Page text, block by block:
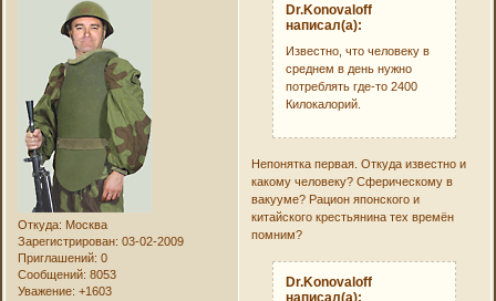
Откуда: Москва
Зарегистрирован: 03-02-2009
Приглашений: 0
Сообщений: 8053
Уважение: +1603
Dr.Konovaloff
написал(а):
Известно, что человеку в
среднем в день нужно
потреблять где-то 2400
Килокалорий.
Непонятка первая. Откуда известно и
какому человеку? Сферическому в
вакууме? Рацион японского и
китайского крестьянина тех времён
помним?
Dr.Konovaloff
написал(а):